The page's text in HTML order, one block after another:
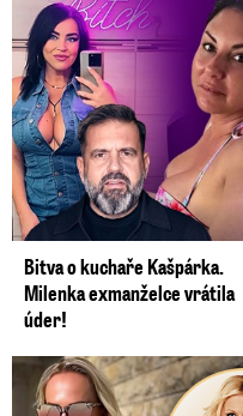
Bitva o kuchaře Kašpárka.
Milenka exmanželce vrátila
úder!
Belohorcová rok po